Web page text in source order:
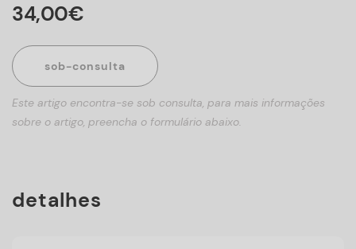
34,00€
sob-consulta
Este artigo encontra-se sob consulta, para mais informações
sobre o artigo, preencha o formulário abaixo.
detalhes